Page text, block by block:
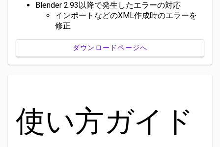
Blender 2.93以降で発生したエラーの対応
インポートなどのXML作成時のエラーを
修正
ダウンロードページへ
使い方ガイド